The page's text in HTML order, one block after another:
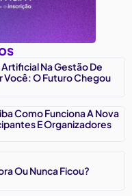
Na Gestão De
Você: O Futuro Chegou
Como Funciona A Nova
E Organizadores
Ou Nunca Ficou?